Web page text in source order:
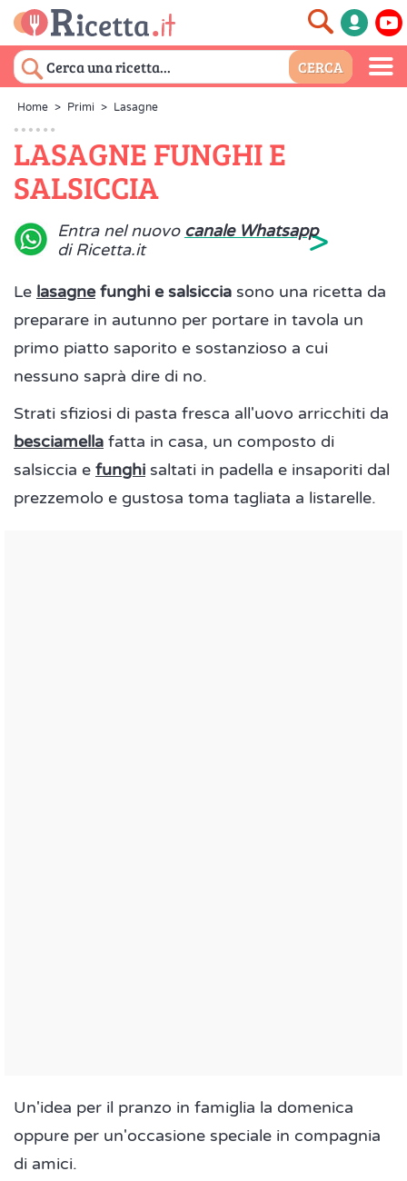
Home > Primi > Lasagne
LASAGNE FUNGHI E
SALSICCIA
Entra nel nuovo canale Whatsapp
di Ricetta.it
>
Le lasagnefunghi e salsiccia sono una ricetta da
preparare in autunno per portare in tavola un
primo piatto saporito e sostanzioso a cui
nessuno saprà dire di no.
Strati sfiziosi di pasta fresca all'uovo arricchiti da
besciamella fatta in casa, un composto di
salsiccia e funghi saltati in padella e insaporiti dal
prezzemolo e gustosa toma tagliata a listarelle.
Un'idea per il pranzo in famiglia la domenica
oppure per un'occasione speciale in compagnia
di amici.